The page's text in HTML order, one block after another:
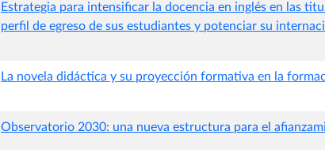
Estrategia para intensificar la docencia en inglés en las
perfil de egreso de sus estudiantes y potenciar su
La novela didáctica y su proyección formativa en la
Observatorio 2030: una nueva estructura para el